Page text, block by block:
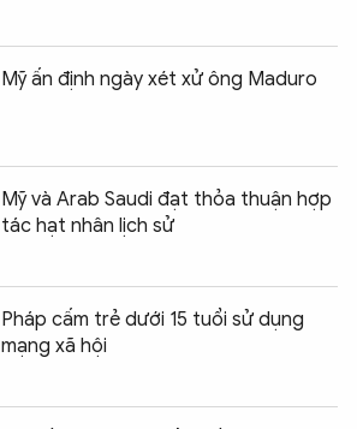
Mỹ ấn định ngày xét xử ông Maduro
Mỹ và Arab Saudi đạt thỏa thuận hợp
tác hạt nhân lịch sử
Pháp cấm trẻ dưới 15 tuổi sử dụng
mạng xã hội